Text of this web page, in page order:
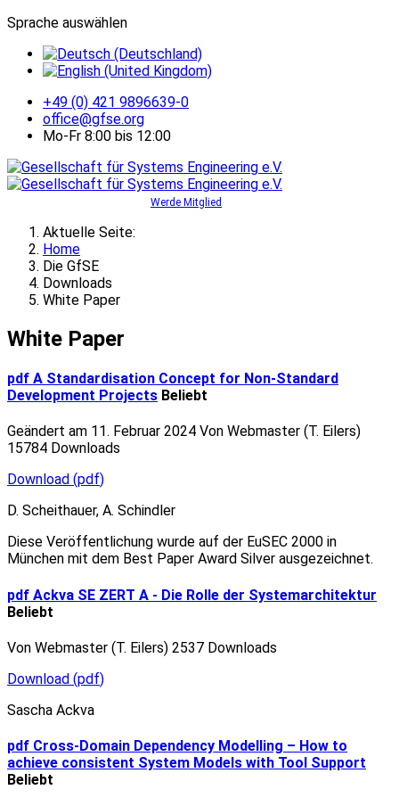
Sprache auswählen
+49 (0) 421 9896639-0
office@gfse.org
Mo-Fr 8:00 bis 12:00
Werde Mitglied
Aktuelle Seite:
Home
Die GfSE
Downloads
White Paper
White Paper
pdf A Standardisation Concept for Non-Standard
Development Projects Beliebt
Geändert am 11. Februar 2024 Von Webmaster (T. Eilers)
15784 Downloads
Download (pdf)
D. Scheithauer, A. Schindler
Diese Veröffentlichung wurde auf der EuSEC 2000 in
München mit dem Best Paper Award Silver ausgezeichnet.
pdf Ackva SE ZERT A - Die Rolle der Systemarchitektur
Beliebt
Von Webmaster (T. Eilers) 2537 Downloads
Download (pdf)
Sascha Ackva
pdf Cross-Domain Dependency Modelling – How to
achieve consistent System Models with Tool Support
Beliebt